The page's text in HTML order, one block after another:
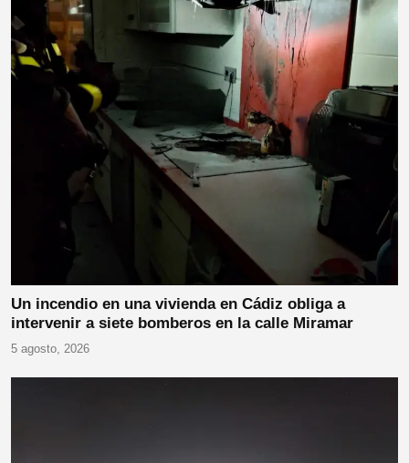
Un incendio en una vivienda en Cádiz obliga a
intervenir a siete bomberos en la calle Miramar
5 agosto, 2026